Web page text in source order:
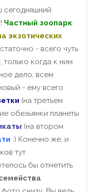
Частный зоопарк
экзотических
- всего чуть
только когда к ним
дело, всем
- ему всего
(на третьем
обезьянки планеты
(на втором
:) Конечно же, и
тут
бы отметить